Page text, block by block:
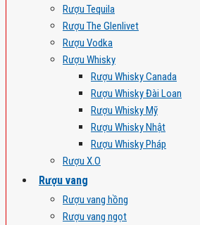
Rượu Tequila
Rượu The Glenlivet
Rượu Vodka
Rượu Whisky
Rượu Whisky Canada
Rượu Whisky Đài Loan
Rượu Whisky Mỹ
Rượu Whisky Nhật
Rượu Whisky Pháp
Rượu X.O
Rượu vang
Rượu vang hồng
Rượu vang ngọt